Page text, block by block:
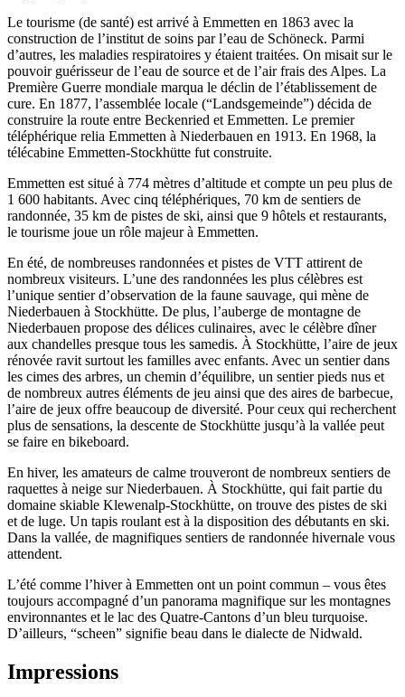
Le tourisme (de santé) est arrivé à Emmetten en 1863 avec la
construction de l’institut de soins par l’eau de Schöneck. Parmi
d’autres, les maladies respiratoires y étaient traitées. On misait sur le
pouvoir guérisseur de l’eau de source et de l’air frais des Alpes. La
Première Guerre mondiale marqua le déclin de l’établissement de
cure. En 1877, l’assemblée locale (“Landsgemeinde”) décida de
construire la route entre Beckenried et Emmetten. Le premier
téléphérique relia Emmetten à Niederbauen en 1913. En 1968, la
télécabine Emmetten-Stockhütte fut construite.
Emmetten est situé à 774 mètres d’altitude et compte un peu plus de
1 600 habitants. Avec cinq téléphériques, 70 km de sentiers de
randonnée, 35 km de pistes de ski, ainsi que 9 hôtels et restaurants,
le tourisme joue un rôle majeur à Emmetten.
En été, de nombreuses randonnées et pistes de VTT attirent de
nombreux visiteurs. L’une des randonnées les plus célèbres est
l’unique sentier d’observation de la faune sauvage, qui mène de
Niederbauen à Stockhütte. De plus, l’auberge de montagne de
Niederbauen propose des délices culinaires, avec le célèbre dîner
aux chandelles presque tous les samedis. À Stockhütte, l’aire de jeux
rénovée ravit surtout les familles avec enfants. Avec un sentier dans
les cimes des arbres, un chemin d’équilibre, un sentier pieds nus et
de nombreux autres éléments de jeu ainsi que des aires de barbecue,
l’aire de jeux offre beaucoup de diversité. Pour ceux qui recherchent
plus de sensations, la descente de Stockhütte jusqu’à la vallée peut
se faire en bikeboard.
En hiver, les amateurs de calme trouveront de nombreux sentiers de
raquettes à neige sur Niederbauen. À Stockhütte, qui fait partie du
domaine skiable Klewenalp-Stockhütte, on trouve des pistes de ski
et de luge. Un tapis roulant est à la disposition des débutants en ski.
Dans la vallée, de magnifiques sentiers de randonnée hivernale vous
attendent.
L’été comme l’hiver à Emmetten ont un point commun – vous êtes
toujours accompagné d’un panorama magnifique sur les montagnes
environnantes et le lac des Quatre-Cantons d’un bleu turquoise.
D’ailleurs, “scheen” signifie beau dans le dialecte de Nidwald.
Impressions